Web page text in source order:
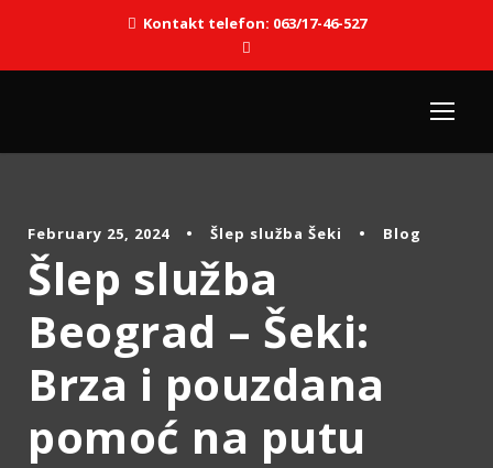
Kontakt telefon: 063/17-46-527
February 25, 2024 • Šlep služba Šeki • Blog
Šlep služba
Beograd – Šeki:
Brza i pouzdana
pomoć na putu